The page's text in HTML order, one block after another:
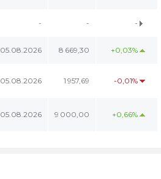
- - -
05.08.2026 8 669,30 +0,03%
05.08.2026 1 957,69 -0,01%
05.08.2026 9 000,00 +0,66%